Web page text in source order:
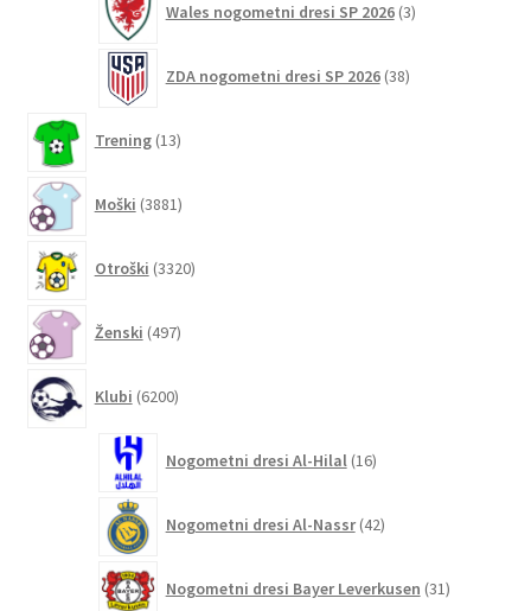
Wales nogometni dresi SP 2026 3izdelki
ZDA nogometni dresi SP 2026 38izdelkov
Trening 13izdelkov
Moški 3881izdelkov
Otroški 3320izdelkov
Ženski 497izdelkov
Klubi 6200izdelkov
Nogometni dresi Al-Hilal 16izdelkov
Nogometni dresi Al-Nassr 42izdelkov
Nogometni dresi Bayer Leverkusen 31izdelkov